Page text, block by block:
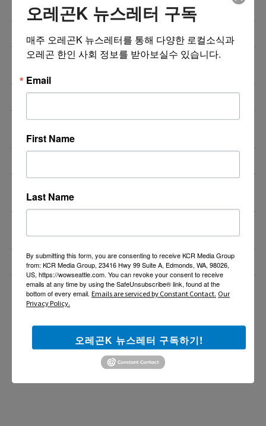
의 대대적 확장
미국 전역 한국식 산후조리 산후드림 08/04/26
GPA 그대로, 토플 100점, AP 막막 — 원인은 하나입니
08/04/26
비즈니스 웹사이트 제작 프로모션 ($300부터~) 08/03/26
‘7년 이상 거주’ 장기체류자 영주권 법안 재추진… 현
실화될 수 있을까?
08/03/26
장하세요
온라인 강의
미국 전역 한국식 바닥난방 시공 차콜온돌 08/01/26
더보기 >>
오레곤K 뉴스레터 구독
매주 오레곤K 뉴스레터를 통해 다양한 로컬소식과
오레곤 한인 사회 정보를 받아보실수 있습니다.
Email
First Name
Last Name
By submitting this form, you are consenting to receive KCR Media Group
from: KCR Media Group, 23416 Hwy 99 Suite A, Edmonds, WA, 98026,
US, https://wowseattle.com. You can revoke your consent to receive
emails at any time by using the SafeUnsubscribe® link, found at the
bottom of every email. Emails are serviced by Constant Contact. Our
Privacy Policy.
오레곤K 뉴스레터 구독하기!